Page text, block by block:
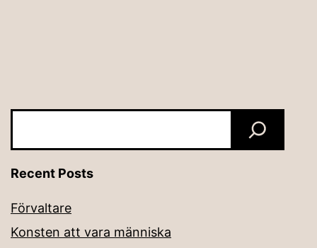
Recent Posts
Förvaltare
Konsten att vara människa